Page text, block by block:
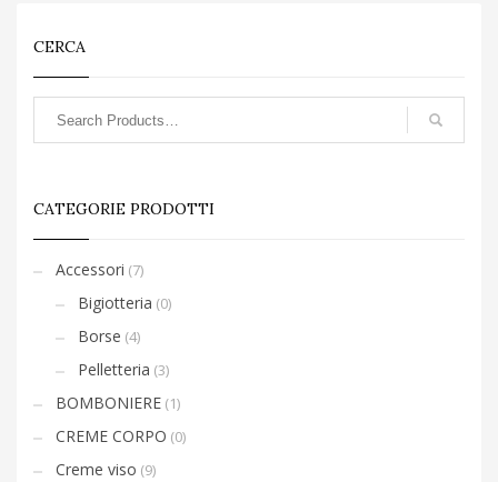
CERCA
CATEGORIE PRODOTTI
Accessori (7)
Bigiotteria (0)
Borse (4)
Pelletteria (3)
BOMBONIERE (1)
CREME CORPO (0)
Creme viso (9)